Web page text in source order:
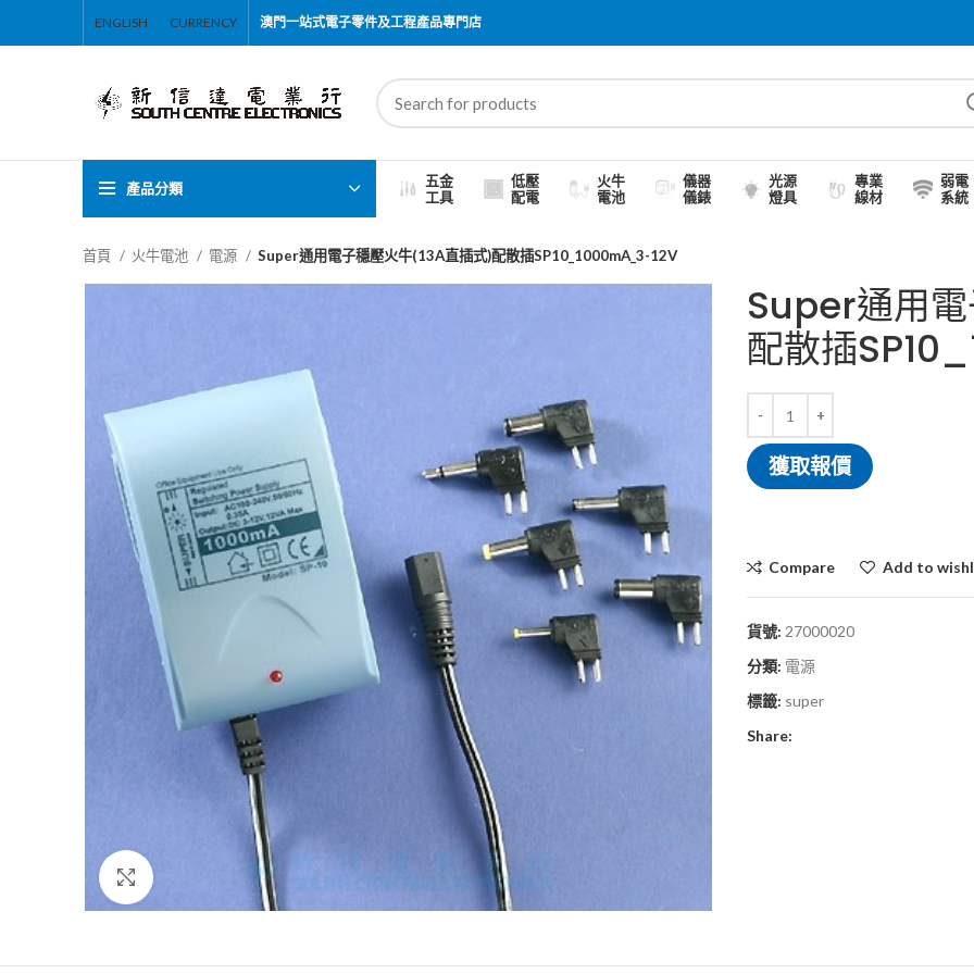
ENGLISH CURRENCY 澳門一站式電子零件及工程產品專門店
產品分類
五金
工具
低壓
配電
火牛
電池
儀器
儀錶
光源
燈具
專業
線材
弱電
系統
首頁 火牛電池 電源 Super通用電子穩壓火牛(13A直插式)配散插SP10_1000mA_3-12V
Click to enlarge
Super通用
配散插
獲取報價
Compare Add to
貨號: 27000020
分類: 電源
標籤: super
Share: